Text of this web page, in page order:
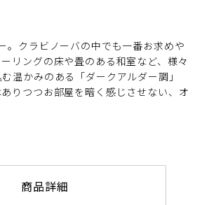
。クラビノーバの中でも一番お求めや
リングの床や畳のある和室など、様々
温かみのある「ダークアルダー調」
りつつお部屋を暗く感じさせない、オ
商品詳細